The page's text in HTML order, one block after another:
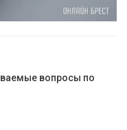
вопросы по